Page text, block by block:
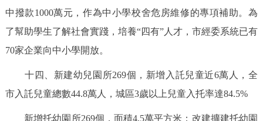
中撥款1000萬元，作為中小學校舍危房維修的專項補助。為
了幫助學生了解社會實踐，培養“四有”人才，市經委系統已有
70家企業向中小學開放。
十四、新建幼兒園所269個，新增入託兒童近6萬人，全
市入託兒童總數44.8萬人，城區3歲以上兒童入托率達84.5%
新增托幼園所269個，面積4.5萬平方米；改建擴建托幼園